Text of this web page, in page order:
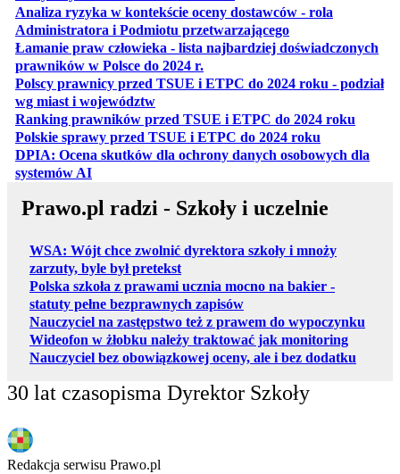
Analiza ryzyka w kontekście oceny dostawców - rola
Administratora i Podmiotu przetwarzającegootwiera się w
Łamanie praw człowieka - lista najbardziej doświadczonych
prawników w Polsce do 2024 r.otwiera się w nowej karcie
Polscy prawnicy przed TSUE i ETPC do 2024 roku - podział
wg miast i województwotwiera się w nowej karcie
Ranking prawników przed TSUE i ETPC do 2024 roku
Polskie sprawy przed TSUE i ETPC do 2024 roku
DPIA: Ocena skutków dla ochrony danych osobowych dla
systemów AIotwiera się w nowej karcie
Prawo.pl radzi - Szkoły i uczelnie
WSA: Wójt chce zwolnić dyrektora szkoły i mnoży
zarzuty, byle był pretekst
Polska szkoła z prawami ucznia mocno na bakier -
statuty pełne bezprawnych zapisów
Nauczyciel na zastępstwo też z prawem do wypoczynku
Wideofon w żłobku należy traktować jak monitoring
Nauczyciel bez obowiązkowej oceny, ale i bez dodatku
30 lat czasopisma Dyrektor Szkoły
Redakcja serwisu Prawo.pl